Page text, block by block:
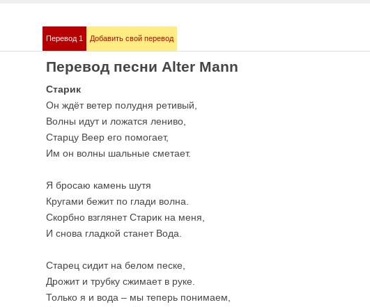
Demis Roussos
Все песни
Перевод 1 Добавить свой перевод
Перевод песни Alter Mann
Старик
Он ждёт ветер полудня ретивый,
Волны идут и ложатся лениво,
Старцу Веер его помогает,
Им он волны шальные сметает.
Я бросаю камень шутя
Кругами бежит по глади волна.
Скорбно взглянет Старик на меня,
И снова гладкой станет Вода.
Старец сидит на белом песке,
Дрожит и трубку сжимает в руке.
Только я и вода – мы теперь понимаем,